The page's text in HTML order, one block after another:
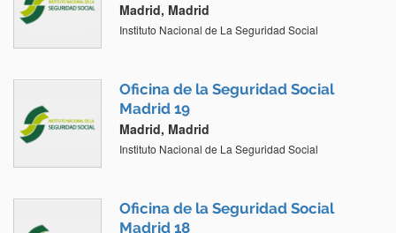
Madrid, Madrid
Instituto Nacional de La Seguridad Social
Oficina de la Seguridad Social
Madrid 19
Madrid, Madrid
Instituto Nacional de La Seguridad Social
Oficina de la Seguridad Social
Madrid 18